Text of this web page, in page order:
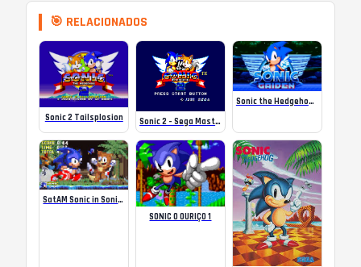
🎯 RELACIONADOS
Sonic 2 Tailsplosion Sonic 2 – Sega Master System – Rebirth Hack
Sonic the Hedgehog – Gaiden
SatAM Sonic in Sonic 3 & Knuckles
SONIC O OURIÇO 1